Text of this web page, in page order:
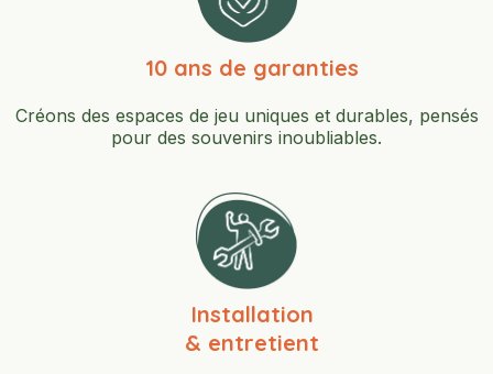
10 ans de garanties
Créons des espaces de jeu uniques et durables, pensés
pour des souvenirs inoubliables.
Installation
& entretient